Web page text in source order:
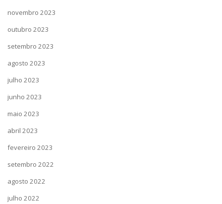
novembro 2023
outubro 2023
setembro 2023
agosto 2023
julho 2023
junho 2023
maio 2023
abril 2023
fevereiro 2023
setembro 2022
agosto 2022
julho 2022